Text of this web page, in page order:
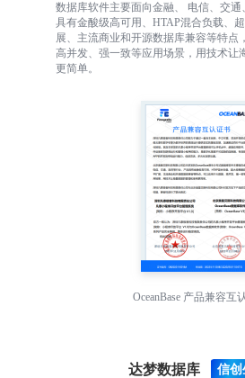
OceanBase 产品兼容互
数据库软件主要面向金融、 电信、交通
具有金酸级高可用、HTAP混合负载、
展、主流商业和开源数据库兼容等特点
高并发、强一致等应用场景，用技术让
更简单。
达梦数据库